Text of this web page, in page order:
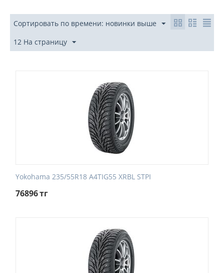
Сортировать по времени: новинки выше
12 На страницу
Yokohama 235/55R18 A4TIG55 XRBL STPI
76896тг